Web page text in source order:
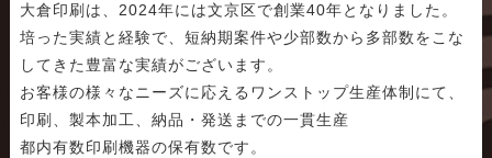
大倉印刷は、2024年には文京区で創業40年となりました。
培った実績と経験で、短納期案件や少部数から多部数をこな
してきた豊富な実績がございます。
お客様の様々なニーズに応えるワンストップ生産体制にて、
印刷、製本加工、納品・発送までの一貫生産
都内有数印刷機器の保有数です。